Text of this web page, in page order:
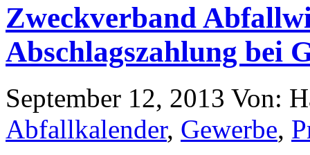
Zweckverband
Abschlagszahlung bei
September 12, 2013 Von:
Abfallkalender, Gewerbe,